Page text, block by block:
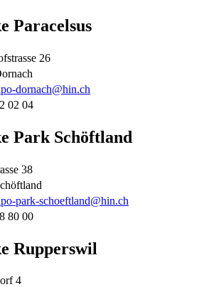
Paracelsus
26
dornach@hin.ch
02 04
Park Schöftland
38
park-schoeftland@hin.ch
80 00
Rupperswil
4